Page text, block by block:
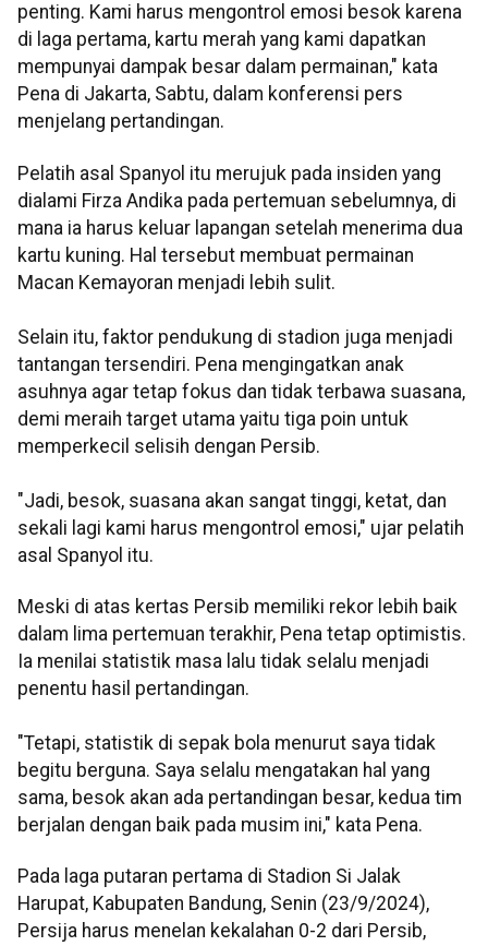
penting. Kami harus mengontrol emosi besok karena
di laga pertama, kartu merah yang kami dapatkan
mempunyai dampak besar dalam permainan," kata
Pena di Jakarta, Sabtu, dalam konferensi pers
menjelang pertandingan.
Pelatih asal Spanyol itu merujuk pada insiden yang
dialami Firza Andika pada pertemuan sebelumnya, di
mana ia harus keluar lapangan setelah menerima dua
kartu kuning. Hal tersebut membuat permainan
Macan Kemayoran menjadi lebih sulit.
Selain itu, faktor pendukung di stadion juga menjadi
tantangan tersendiri. Pena mengingatkan anak
asuhnya agar tetap fokus dan tidak terbawa suasana,
demi meraih target utama yaitu tiga poin untuk
memperkecil selisih dengan Persib.
"Jadi, besok, suasana akan sangat tinggi, ketat, dan
sekali lagi kami harus mengontrol emosi," ujar pelatih
asal Spanyol itu.
Meski di atas kertas Persib memiliki rekor lebih baik
dalam lima pertemuan terakhir, Pena tetap optimistis.
Ia menilai statistik masa lalu tidak selalu menjadi
penentu hasil pertandingan.
"Tetapi, statistik di sepak bola menurut saya tidak
begitu berguna. Saya selalu mengatakan hal yang
sama, besok akan ada pertandingan besar, kedua tim
berjalan dengan baik pada musim ini," kata Pena.
Pada laga putaran pertama di Stadion Si Jalak
Harupat, Kabupaten Bandung, Senin (23/9/2024),
Persija harus menelan kekalahan 0-2 dari Persib,